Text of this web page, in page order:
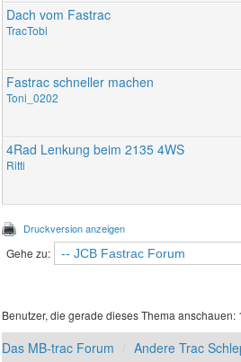
Dach vom Fastrac
TracTobi
Fastrac schneller machen
Toni_0202
4Rad Lenkung beim 2135 4WS
Ritti
Druckversion anzeigen
Gehe zu:
Benutzer, die gerade dieses Thema anschauen:
Das MB-trac Forum Andere Trac